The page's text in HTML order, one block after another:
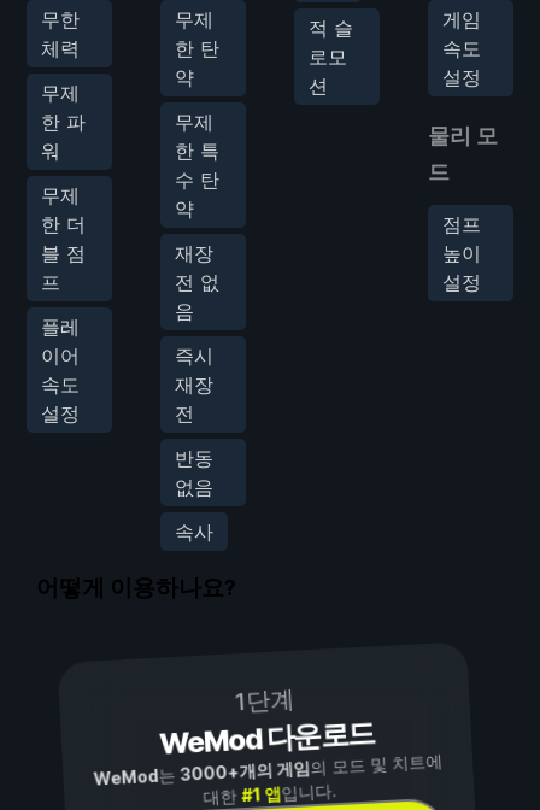
무한
체력
무제
한 파
워
무제
한 더
블 점
프
플레
이어
속도
설정
무제
한 탄
약
무제
한 특
수 탄
약
재장
전 없
음
즉시
재장
전
반동
없음
속사
적 슬
로모
션
게임
속도
설정
물리 모
드
점프
높이
설정
어떻게 이용하나요?
1단계
WeMod 다운로드
WeMod는3000+개의 게임의 모드 및 치트에
대한#1 앱입니다.